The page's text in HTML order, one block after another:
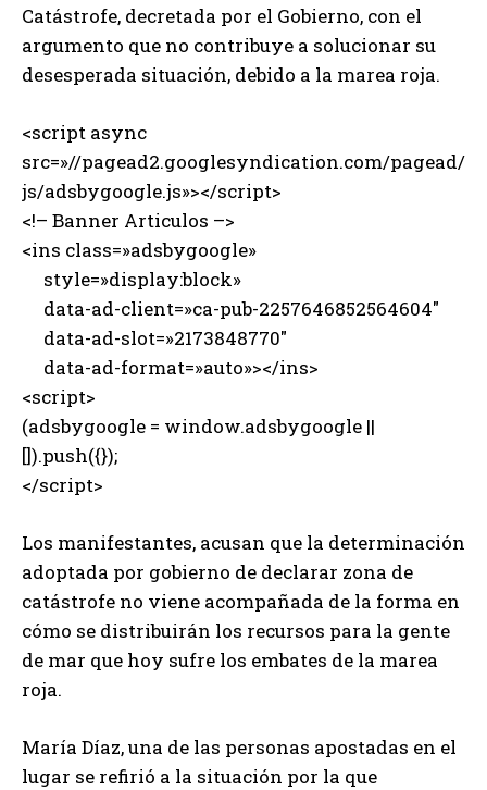
Catástrofe, decretada por el Gobierno, con el
argumento que no contribuye a solucionar su
desesperada situación, debido a la marea roja.
<script async
src=»//pagead2.googlesyndication.com/pagead/
js/adsbygoogle.js»></script>
<!– Banner Articulos –>
<ins class=»adsbygoogle»
style=»display:block»
data-ad-client=»ca-pub-2257646852564604″
data-ad-slot=»2173848770″
data-ad-format=»auto»></ins>
<script>
(adsbygoogle = window.adsbygoogle ||
[]).push({});
</script>
Los manifestantes, acusan que la determinación
adoptada por gobierno de declarar zona de
catástrofe no viene acompañada de la forma en
cómo se distribuirán los recursos para la gente
de mar que hoy sufre los embates de la marea
roja.
María Díaz, una de las personas apostadas en el
lugar se refirió a la situación por la que